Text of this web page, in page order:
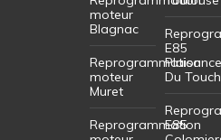
moteur
Blagnac
Reprogrammation
moteur
Muret
Reprogrammation
E85
Plaisance
Du Touch
E85